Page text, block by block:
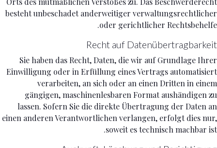
besteht unbeschadet anderweitiger verwaltungsrechtlicher
oder gerichtlicher Rechtsbehelfe.
Recht auf Daten­übertrag­barkeit
Sie haben das Recht, Daten, die wir auf Grundlage Ihrer
Einwilligung oder in Erfüllung eines Vertrags automatisiert
verarbeiten, an sich oder an einen Dritten in einem
gängigen, maschinenlesbaren Format aushändigen zu
lassen. Sofern Sie die direkte Übertragung der Daten an
einen anderen Verantwortlichen verlangen, erfolgt dies nur,
soweit es technisch machbar ist.